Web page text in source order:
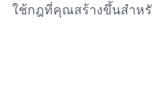
ใช้กฎที่คุณสร้างขึ้นสำห